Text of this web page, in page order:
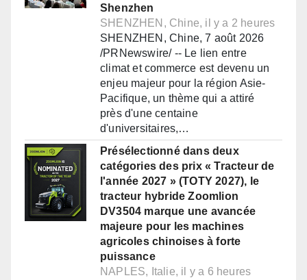
Shenzhen
SHENZHEN, Chine, il y a 2 heures
SHENZHEN, Chine, 7 août 2026
/PRNewswire/ -- Le lien entre
climat et commerce est devenu un
enjeu majeur pour la région Asie-
Pacifique, un thème qui a attiré
près d'une centaine
d'universitaires,…
Présélectionné dans deux
catégories des prix « Tracteur de
l'année 2027 » (TOTY 2027), le
tracteur hybride Zoomlion
DV3504 marque une avancée
majeure pour les machines
agricoles chinoises à forte
puissance
NAPLES, Italie, il y a 6 heures